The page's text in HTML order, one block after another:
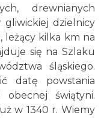
drewnianych
gliwickiej dzielnicy
leżący kilka km na
się na Szlaku
śląskiego.
datę powstania
świątyni.
w 1340 r. Wiemy